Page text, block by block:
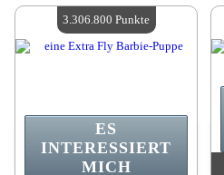
Verfügbare Menge:4
ES
INTERESSIERT
MICH
3.306.800 Punkte